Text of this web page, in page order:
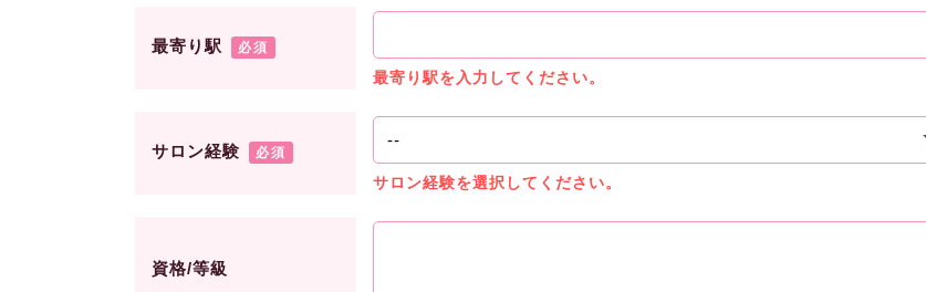
最寄り駅 必須
最寄り駅を入力してください。
サロン経験 必須
サロン経験を選択してください。
資格/等級